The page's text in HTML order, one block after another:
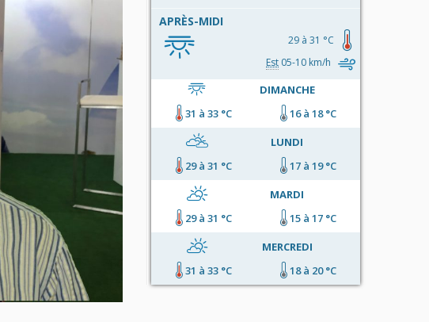
APRÈS-MIDI
29 à 31 °C
Est 05-10 km/h
DIMANCHE
31 à 33 °C
16 à 18 °C
LUNDI
29 à 31 °C
17 à 19 °C
MARDI
29 à 31 °C
15 à 17 °C
MERCREDI
31 à 33 °C
18 à 20 °C